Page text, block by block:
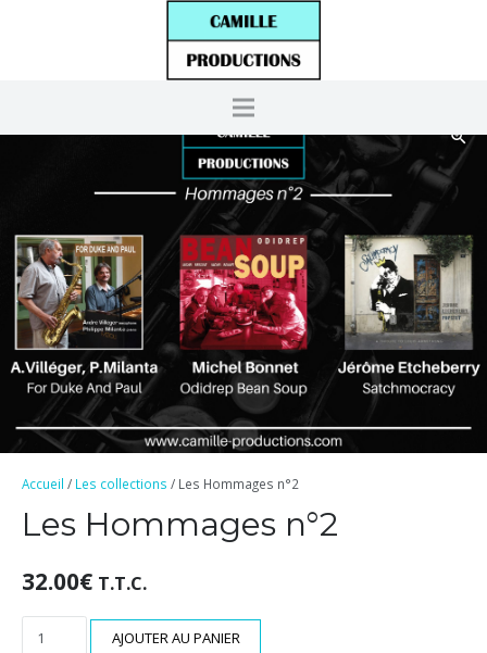
Accueil / Les collections / Les Hommages n°2
Les Hommages n°2
32.00€ T.T.C.
AJOUTER AU PANIER